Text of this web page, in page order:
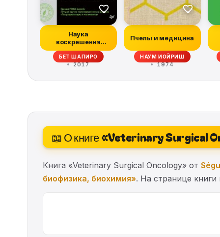
Наука
воскрешения
видов. Как
клонировать
мамонта
БЕТ ШАПИРО
2017
Пчелы и медицина
НАУМ ИОЙРИШ
1974
📖 О книге «Veterinary Surgical
Книга «Veterinary Surgical Oncology» от
биофизика, биохимия». На странице